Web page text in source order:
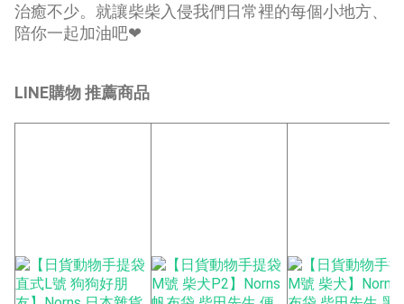
治癒不少。就讓柴柴入侵我們日常裡的每個小地方、
陪你一起加油吧❤
LINE購物 推薦商品